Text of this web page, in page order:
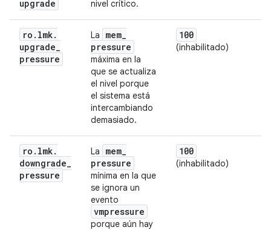
upgrade
nivel crítico.
ro . lmk.
upgrade_
pressure
La mem_
pressure
máxima en la
que se actualiza
el nivel porque
el sistema está
intercambiando
demasiado.
100
(inhabilitado)
ro . lmk.
downgrade_
pressure
La mem_
pressure
mínima en la que
se ignora un
evento
vmpressure
porque aún hay
100
(inhabilitado)